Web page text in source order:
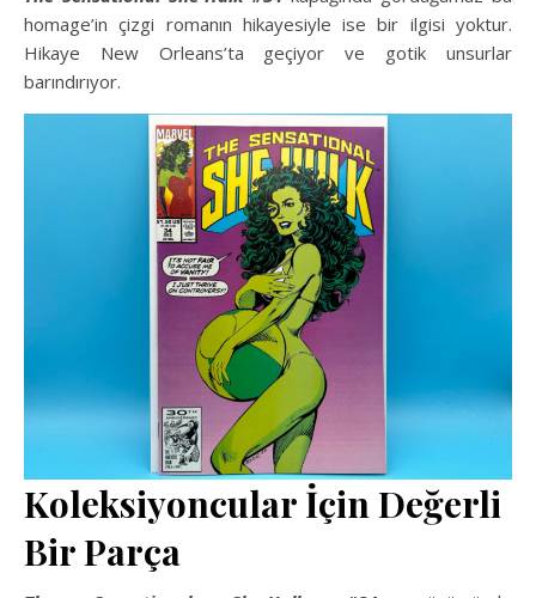
homage’in çizgi romanın hikayesiyle ise bir ilgisi yoktur.
Hikaye New Orleans’ta geçiyor ve gotik unsurlar
barındırıyor.
Koleksiyoncular İçin Değerli
Bir Parça